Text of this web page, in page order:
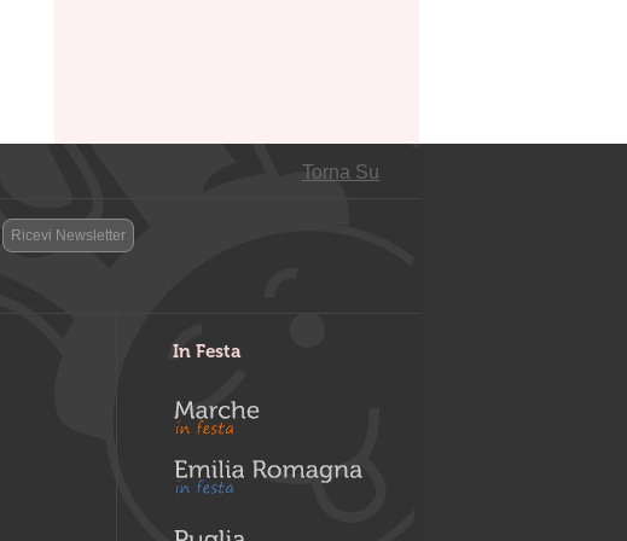
Torna Su
Ricevi Newsletter
In Festa